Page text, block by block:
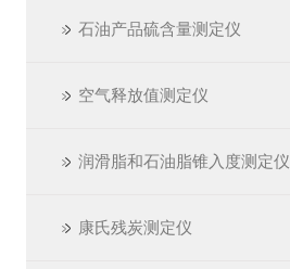
石油产品硫含量测定仪
空气释放值测定仪
润滑脂和石油脂锥入度测定仪
康氏残炭测定仪